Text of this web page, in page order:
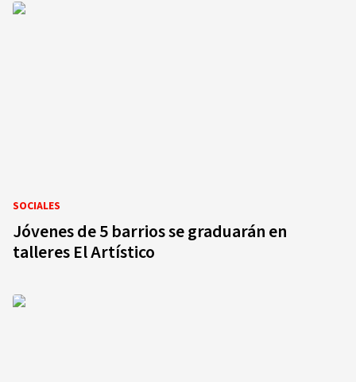
SOCIALES
Jóvenes de 5 barrios se graduarán en
talleres El Artístico